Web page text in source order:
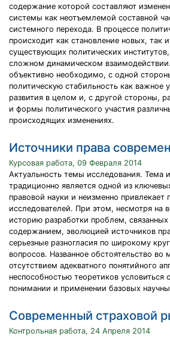
содержание которой составляют
системы как неотъемлемой составной
системного перехода. В процессе
происходит как становление новых, так
существующих политических
сложном динамическом
объективно необходимо, с одной
политическую стабильность как важное
развития в целом и, с другой стороны,
и формы политического участия
происходящих изменениях.
Источники права
Курсовая работа, 09 Февраля 2014
Актуальность темы исследования. Тема
традиционно является одной из
правовой науки и неизменно
исследователей. При этом, несмотря на
историю разработки проблем,
содержанием, эволюцией источников
серьезные разногласия по широкому
вопросов. Названное обстоятельство во
отсутствием адекватного понятийного
неспособностью теоретиков условиться
понимании и применении базовых
Современный страховой
Контрольная работа, 24 Апреля 2014